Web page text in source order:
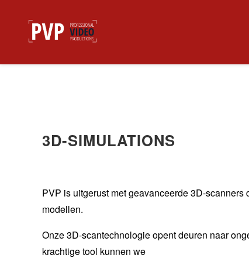
3D-SIMULATIONS
PVP is uitgerust met geavanceerde 3D-
modellen.
Onze 3D-scantechnologie opent deuren naar
krachtige tool kunnen we